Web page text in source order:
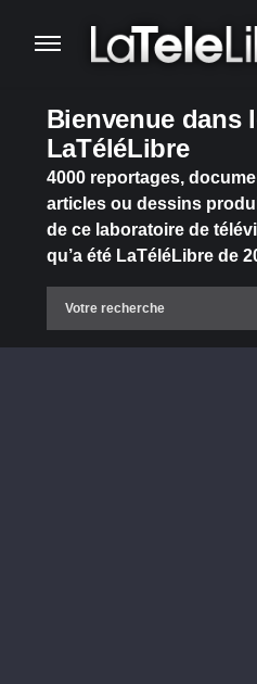
Bienvenue dans
LaTéléLibre
4000 reportages,
articles ou dessins
de ce laboratoire de
qu’a été LaTéléLibre de